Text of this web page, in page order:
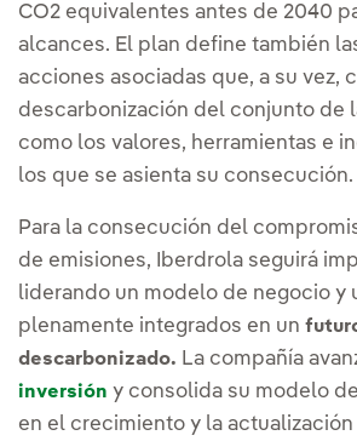
CO2 equivalentes antes de 2040
alcances. El plan define también
acciones asociadas que, a su vez,
descarbonización del conjunto de
como los valores, herramientas e
los que se asienta su consecución.
Para la consecución del
de emisiones, Iberdrola seguirá
liderando un modelo de negocio y
plenamente integrados en un
descarbonizado. La compañía
inversión y consolida su modelo
en el crecimiento y la